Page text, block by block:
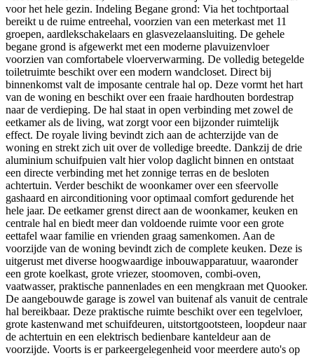
voor het hele gezin. Indeling Begane grond: Via het tochtportaal
bereikt u de ruime entreehal, voorzien van een meterkast met 11
groepen, aardlekschakelaars en glasvezelaansluiting. De gehele
begane grond is afgewerkt met een moderne plavuizenvloer
voorzien van comfortabele vloerverwarming. De volledig betegelde
toiletruimte beschikt over een modern wandcloset. Direct bij
binnenkomst valt de imposante centrale hal op. Deze vormt het hart
van de woning en beschikt over een fraaie hardhouten bordestrap
naar de verdieping. De hal staat in open verbinding met zowel de
eetkamer als de living, wat zorgt voor een bijzonder ruimtelijk
effect. De royale living bevindt zich aan de achterzijde van de
woning en strekt zich uit over de volledige breedte. Dankzij de drie
aluminium schuifpuien valt hier volop daglicht binnen en ontstaat
een directe verbinding met het zonnige terras en de besloten
achtertuin. Verder beschikt de woonkamer over een sfeervolle
gashaard en airconditioning voor optimaal comfort gedurende het
hele jaar. De eetkamer grenst direct aan de woonkamer, keuken en
centrale hal en biedt meer dan voldoende ruimte voor een grote
eettafel waar familie en vrienden graag samenkomen. Aan de
voorzijde van de woning bevindt zich de complete keuken. Deze is
uitgerust met diverse hoogwaardige inbouwapparatuur, waaronder
een grote koelkast, grote vriezer, stoomoven, combi-oven,
vaatwasser, praktische pannenlades en een mengkraan met Quooker.
De aangebouwde garage is zowel van buitenaf als vanuit de centrale
hal bereikbaar. Deze praktische ruimte beschikt over een tegelvloer,
grote kastenwand met schuifdeuren, uitstortgootsteen, loopdeur naar
de achtertuin en een elektrisch bedienbare kanteldeur aan de
voorzijde. Voorts is er parkeergelegenheid voor meerdere auto's op